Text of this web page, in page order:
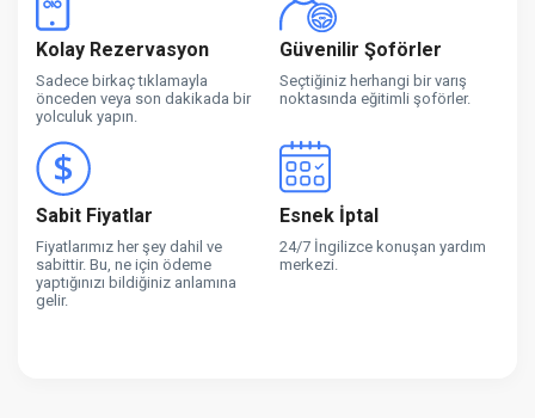
Kolay Rezervasyon
Sadece birkaç tıklamayla
önceden veya son dakikada bir
yolculuk yapın.
Güvenilir Şoförler
Seçtiğiniz herhangi bir varış
noktasında eğitimli şoförler.
Sabit Fiyatlar
Fiyatlarımız her şey dahil ve
sabittir. Bu, ne için ödeme
yaptığınızı bildiğiniz anlamına
gelir.
Esnek İptal
24/7 İngilizce konuşan yardım
merkezi.